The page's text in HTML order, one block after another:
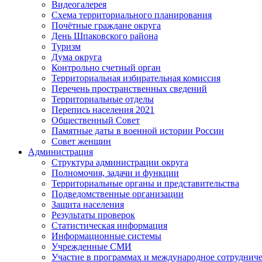
Видеогалерея
Схема территориального планирования
Почётные граждане округа
День Шпаковского района
Туризм
Дума округа
Контрольно счетный орган
Территориальная избирательная комиссия
Перечень пространственных сведений
Территориальные отделы
Перепись населения 2021
Общественный Совет
Памятные даты в военной истории России
Совет женщин
Администрация
Структура администрации округа
Полномочия, задачи и функции
Территориальные органы и представительства
Подведомственные организации
Защита населения
Результаты проверок
Статистическая информация
Информационные системы
Учрежденные СМИ
Участие в программах и международное